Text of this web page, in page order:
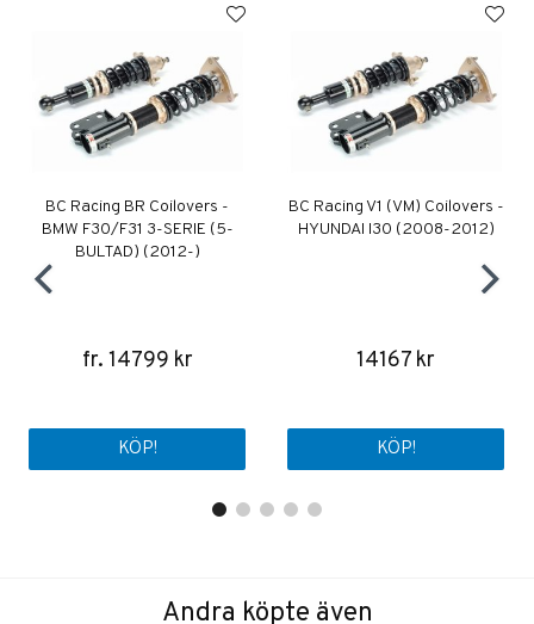
BC Racing BR Coilovers -
BMW F30/F31 3-SERIE (5-
BULTAD) (2012-)
fr. 14799 kr
KÖP!
BC Racing V1 (VM) Coilovers -
HYUNDAI I30 (2008-2012)
14167 kr
KÖP!
Andra köpte även